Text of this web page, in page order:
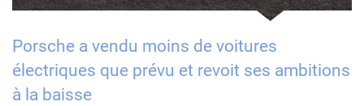
Porsche a vendu moins de voitures
électriques que prévu et revoit ses ambitions
à la baisse